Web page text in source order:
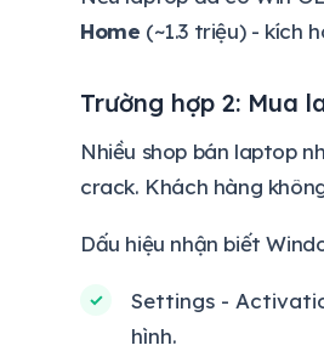
Home (~1.3 triệu) - kích
Trường hợp 2: Mua
Nhiều shop bán laptop
crack. Khách hàng
Dấu hiệu nhận biết
Settings -
hình.